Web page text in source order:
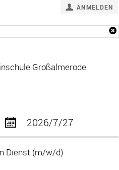
ANMELDEN
Großalmerode
2026/7/27
Dienst (m/w/d)